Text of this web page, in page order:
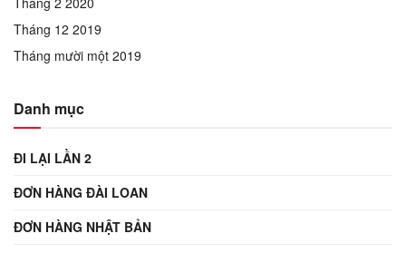
Tháng 12 2019
Tháng mười một 2019
Danh mục
ĐI LẠI LẦN 2
ĐƠN HÀNG ĐÀI LOAN
ĐƠN HÀNG NHẬT BẢN